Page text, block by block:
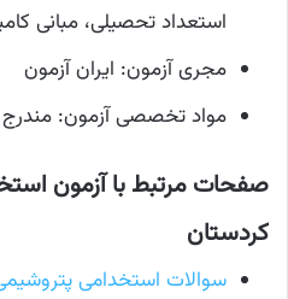
استعداد تحصیلی، مبانی
مجری آزمون: ایران آزمون
مواد تخصصی آزمون: مندرج
صفحات مرتبط با آزمون
کردستان
سوالات استخدامی